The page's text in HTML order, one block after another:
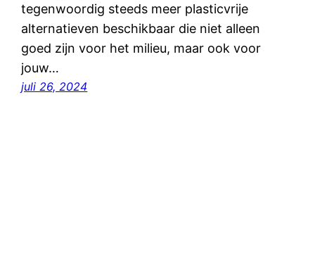
tegenwoordig steeds meer plasticvrije
alternatieven beschikbaar die niet alleen
goed zijn voor het milieu, maar ook voor
jouw…
juli 26, 2024